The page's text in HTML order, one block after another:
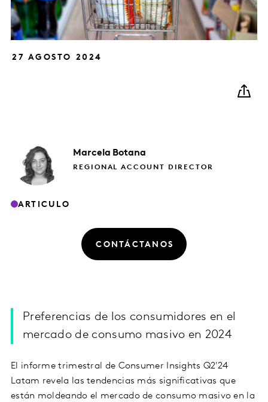
27 AGOSTO 2024
Marcela Botana
REGIONAL ACCOUNT DIRECTOR
ARTICULO
CONTÁCTANOS
Preferencias de los consumidores en el
mercado de consumo masivo en 2024
El informe trimestral de Consumer Insights Q2'24
Latam revela las tendencias más significativas que
están moldeando el mercado de consumo masivo en la